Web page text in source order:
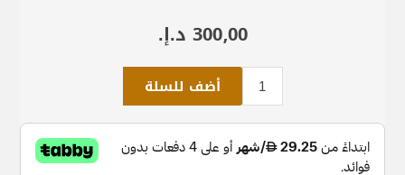
300٫00 د.إ.‏
أضف للسلة